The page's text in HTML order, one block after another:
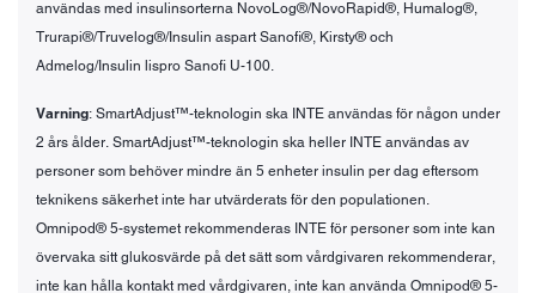
användas med insulinsorterna NovoLog®/NovoRapid®, Humalog®,
Trurapi®/Truvelog®/Insulin aspart Sanoﬁ®, Kirsty® och
Admelog/Insulin lispro Sanoﬁ U-100.
Varning: SmartAdjust™-teknologin ska INTE användas för någon under
2 års ålder. SmartAdjust™-teknologin ska heller INTE användas av
personer som behöver mindre än 5 enheter insulin per dag eftersom
teknikens säkerhet inte har utvärderats för den populationen.
Omnipod® 5-systemet rekommenderas INTE för personer som inte kan
övervaka sitt glukosvärde på det sätt som vårdgivaren rekommenderar,
inte kan hålla kontakt med vårdgivaren, inte kan använda Omnipod® 5-